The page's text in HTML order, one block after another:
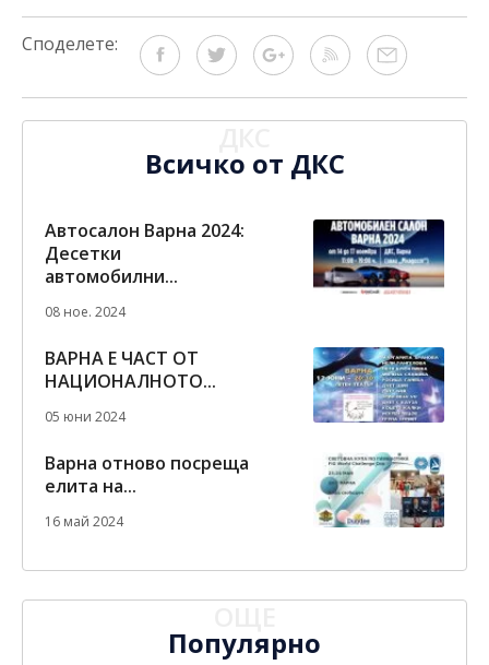
Споделете:
Всичко от ДКС
Автосалон Варна 2024:
Десетки
автомобилни...
08 ное. 2024
ВАРНА Е ЧАСТ ОТ
НАЦИОНАЛНОТО...
05 юни 2024
Варна отново посреща
елита на...
16 май 2024
Популярно